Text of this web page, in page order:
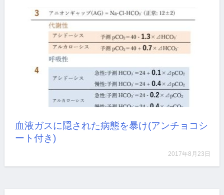
血液ガスに隠された病態を暴け(アンチョコシ
ート付き)
2017年8月23日
ポートフォリオ検討会ACCELで第三回コアレクチャ